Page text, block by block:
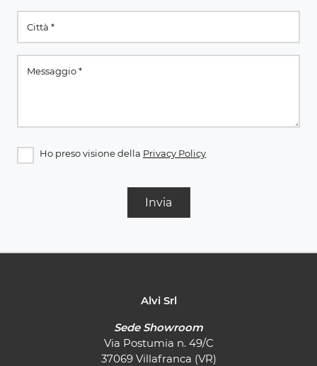
Ho preso visione della Privacy Policy
Invia
Alvi Srl
Sede Showroom
Via Postumia n. 49/C
37069 Villafranca (VR)